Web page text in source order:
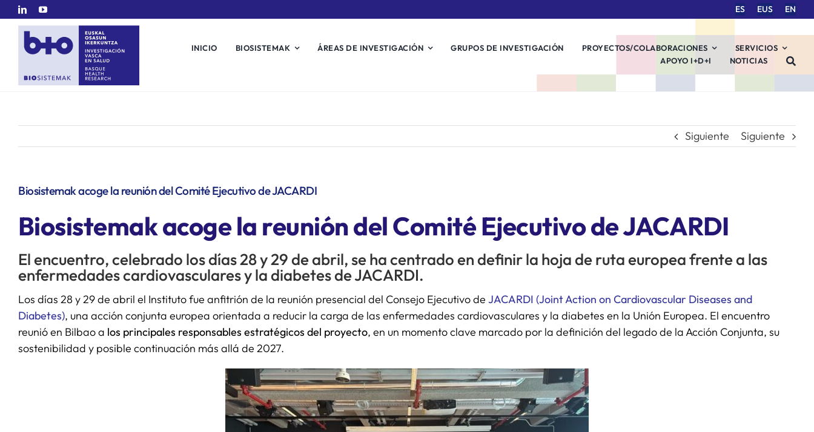
Saltar
contenido
ES EUS EN
INICIO BIOSISTEMAK ÁREAS DE INVESTIGACIÓN GRUPOS DE INVESTIGACIÓN PROYECTOS/COLABORACIONES
SERVICIOS
APOYO I+D+I
NOTICIAS
Siguiente Siguiente
Biosistemak acoge la reunión del Comité Ejecutivo de JACARDI
Biosistemak acoge la reunión del Comité Ejecutivo de JACARDI
El encuentro, celebrado los días 28 y 29 de abril, se ha centrado en definir la hoja de ruta europea frente a las
enfermedades cardiovasculares y la diabetes de JACARDI.
Los días 28 y 29 de abril el Instituto fue anfitrión de la reunión presencial del Consejo Ejecutivo de JACARDI (Joint Action on Cardiovascular Diseases and
Diabetes), una acción conjunta europea orientada a reducir la carga de las enfermedades cardiovasculares y la diabetes en la Unión Europea. El encuentro
reunió en Bilbao a los principales responsables estratégicos del proyecto, en un momento clave marcado por la definición del legado de la Acción Conjunta, su
sostenibilidad y posible continuación más allá de 2027.